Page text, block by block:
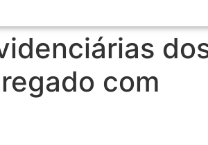
com